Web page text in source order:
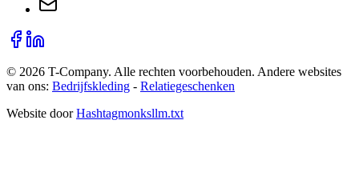
© 2026 T-Company. Alle rechten voorbehouden. Andere websites
van ons: Bedrijfskleding - Relatiegeschenken
Website door Hashtagmonksllm.txt